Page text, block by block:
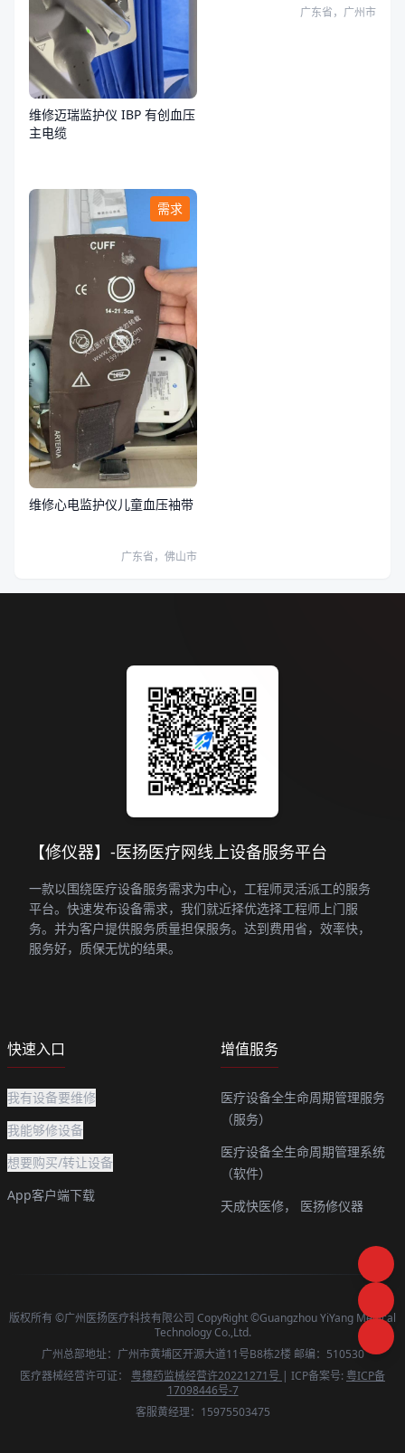
维修迈瑞监护仪 IBP 有创血压
主电缆
广东省，广州市
需求
维修心电监护仪儿童血压袖带
广东省，佛山市
【修仪器】-医扬医疗网线上设备服务平台
一款以围绕医疗设备服务需求为中心，工程师灵活派工的服务
平台。快速发布设备需求，我们就近择优选择工程师上门服
务。并为客户提供服务质量担保服务。达到费用省，效率快，
服务好，质保无忧的结果。
快速入口
我有设备要维修
我能够修设备
想要购买/转让设备
App客户端下载
增值服务
医疗设备全生命周期管理服务
（服务）
医疗设备全生命周期管理系统
（软件）
天成快医修，
医扬修仪器
版权所有 ©广州医扬医疗科技有限公司 CopyRight ©Guangzhou YiYang Medical
Technology Co.,Ltd.
广州总部地址：广州市黄埔区开源大道11号B8栋2楼 邮编：510530
医疗器械经营许可证： 粤穗药监械经营许20221271号 | ICP备案号: 粤ICP备
17098446号-7
客服黄经理：15975503475